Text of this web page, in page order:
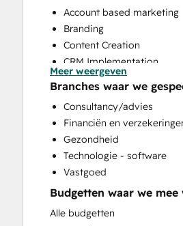
Account based marketing
Branding
Content Creation
CRM Implementation
CRM Migration
Custom API Integrations
Email Marketing
Full Inbound Marketing
Help Desk Implementation
HubSpot Onboarding
Knowledge Base
Paid Advertising
Programmable Automation
Meer weergeven
Branches waar we
Consultancy/advies
Financiën en
Gezondheid
Technologie - software
Vastgoed
Budgetten waar we mee
Alle budgetten